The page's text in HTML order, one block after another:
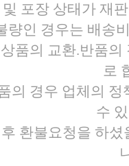
및 포장 상태가 재
량인 경우는 배송
품의 교환.반품
로
의 경우 업체의
수
환불요청을 하